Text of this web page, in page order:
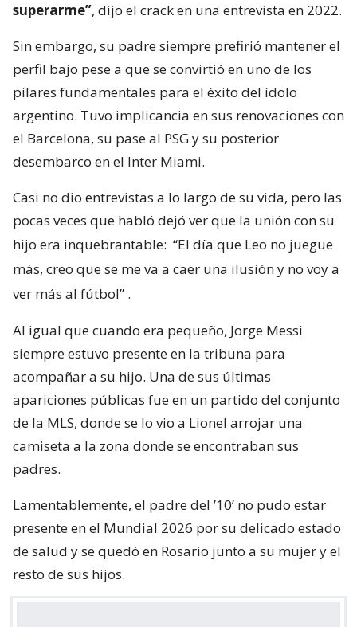
superarme”, dijo el crack en una entrevista en 2022.
Sin embargo, su padre siempre prefirió mantener el
perfil bajo pese a que se convirtió en uno de los
pilares fundamentales para el éxito del ídolo
argentino. Tuvo implicancia en sus renovaciones con
el Barcelona, su pase al PSG y su posterior
desembarco en el Inter Miami.
Casi no dio entrevistas a lo largo de su vida, pero las
pocas veces que habló dejó ver que la unión con su
hijo era inquebrantable: “El día que Leo no juegue
más, creo que se me va a caer una ilusión y no voy a
ver más al fútbol” .
Al igual que cuando era pequeño, Jorge Messi
siempre estuvo presente en la tribuna para
acompañar a su hijo. Una de sus últimas
apariciones públicas fue en un partido del conjunto
de la MLS, donde se lo vio a Lionel arrojar una
camiseta a la zona donde se encontraban sus
padres.
Lamentablemente, el padre del ’10’ no pudo estar
presente en el Mundial 2026 por su delicado estado
de salud y se quedó en Rosario junto a su mujer y el
resto de sus hijos.